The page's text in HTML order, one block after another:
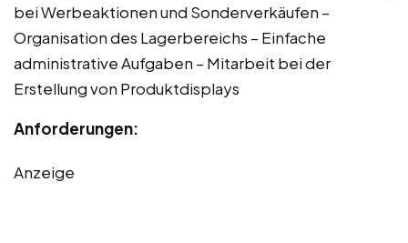
bei Werbeaktionen und Sonderverkäufen –
Organisation des Lagerbereichs – Einfache
administrative Aufgaben – Mitarbeit bei der
Erstellung von Produktdisplays
Anforderungen:
Anzeige